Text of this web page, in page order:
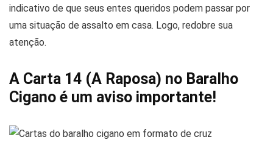
indicativo de que seus entes queridos podem passar por
uma situação de assalto em casa. Logo, redobre sua
atenção.
A Carta 14 (A Raposa) no Baralho
Cigano é um aviso importante!